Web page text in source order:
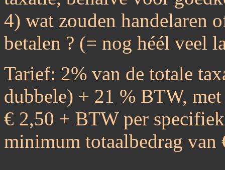
4) wat zouden handelaren
betalen ? (= nog héél veel
Tarief: 2% van de totale
dubbele) + 21 % BTW,
€ 2,50 + BTW per
minimum totaalbedrag van